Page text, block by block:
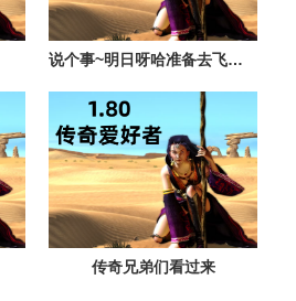
说个事~明日呀哈准备去飞扬试播
传奇兄弟们看过来